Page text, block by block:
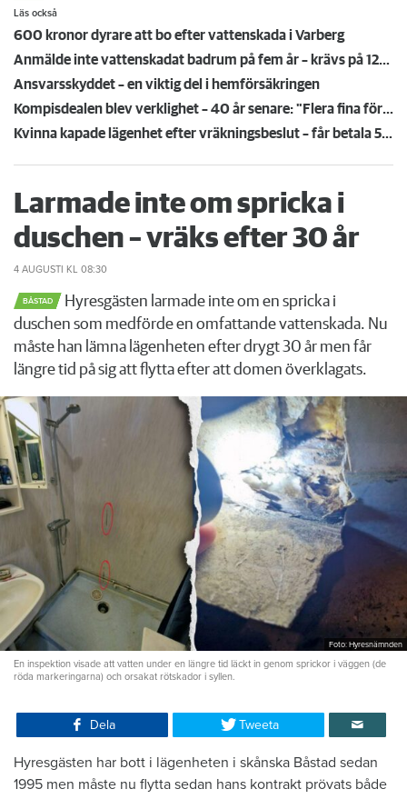
Läs också
600 kronor dyrare att bo efter vattenskada i Varberg
Anmälde inte vattenskadat badrum på fem år – krävs på 125 000 kronor
Ansvarsskyddet – en viktig del i hemförsäkringen
Kompisdealen blev verklighet – 40 år senare: "Flera fina fördelar med att dela bostad"
Kvinna kapade lägenhet efter vräkningsbeslut – får betala 50 000
Larmade inte om spricka i
duschen – vräks efter 30 år
4 AUGUSTI KL 08:30
BÅSTAD
Hyresgästen larmade inte om en spricka i
duschen som medförde en omfattande vattenskada. Nu
måste han lämna lägenheten efter drygt 30 år men får
längre tid på sig att flytta efter att domen överklagats.
Foto: Hyresnämnden
En inspektion visade att vatten under en längre tid läckt in genom sprickor i väggen (de
röda markeringarna) och orsakat rötskador i syllen.
Dela Tweeta
Hyresgästen har bott i lägenheten i skånska Båstad sedan
1995 men måste nu flytta sedan hans kontrakt prövats både